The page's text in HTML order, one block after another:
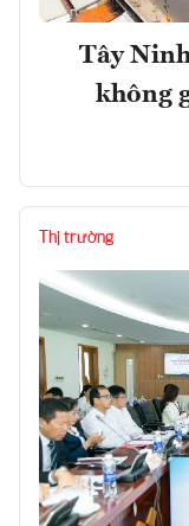
Tây
không
Thị trường